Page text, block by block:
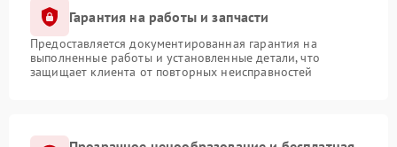
Гарантия на работы и запчасти
Предоставляется документированная гарантия на
выполненные работы и установленные детали, что
защищает клиента от повторных неисправностей